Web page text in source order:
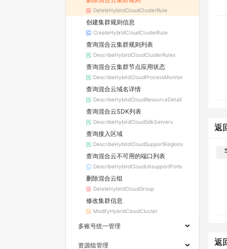
DeleteHybridCloudClusterRule
创建集群规则信息
CreateHybridCloudClusterRule
查询混合云集群规则列表
DescribeHybridCloudClusterRules
查询混合云集群节点应用状态
DescribeHybridCloudProcessMonitor
查询混合云域名详情
DescribeHybridCloudResourceDetail
查询混合云SDK列表
DescribeHybridCloudSdkServers
查询接入区域
DescribeHybridCloudSupportRegions
查询混合云不可用的端口列表
DescribeHybridCloudUnsupportPorts
删除混合云组
DeleteHybridCloudGroup
修改集群信息
ModifyHybridCloudCluster
多账号统一管理
资源组管理
返
返